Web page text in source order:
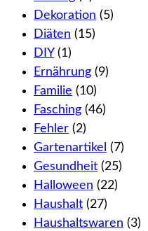
Dekoration (5)
Diäten (15)
DIY(1)
Ernährung (9)
Familie (10)
Fasching (46)
Fehler (2)
Gartenartikel (7)
Gesundheit (25)
Halloween (22)
Haushalt (27)
Haushaltswaren (3)